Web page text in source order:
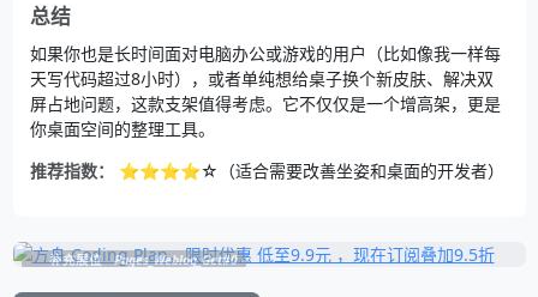
总结
如果你也是长时间面对电脑办公或游戏的用户（比如像我一样每
天写代码超过8小时），或者单纯想给桌子换个新皮肤、解决双
屏占地问题，这款支架值得考虑。它不仅仅是一个增高架，更是
你桌面空间的整理工具。
推荐指数：
⭐⭐⭐⭐☆（适合需要改善坐姿和桌面的开发者）
补充展位 Pages_Weblog_Get#0